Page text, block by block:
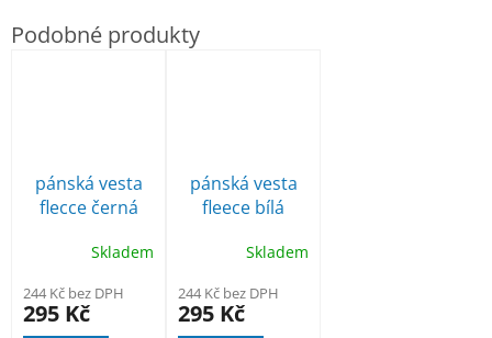
pánská vesta
flecce černá
Skladem
244 Kč bez DPH
295 Kč
pánská vesta
fleece bílá
Skladem
244 Kč bez DPH
295 Kč